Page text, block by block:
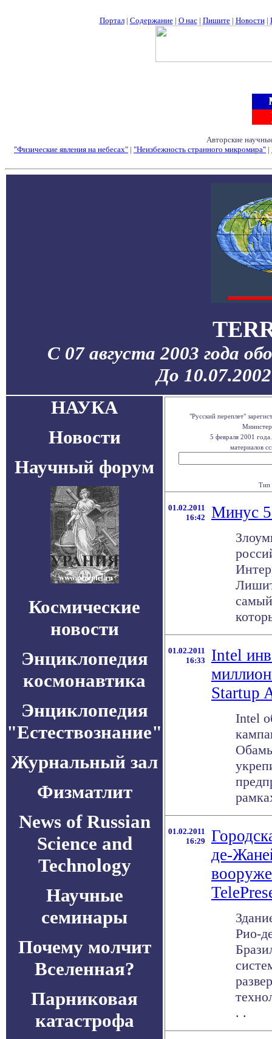
Портал| Содержание| О нас| Пишите| Новости|
Авторские
"Физические явления на небесах" | "Неизбежность странного микромира" |
С 07 августа 2003 года
До
НАУКА
Новости
Научный форум
Космические
новости
Энциклопедия
космонавтика
Энциклопедия
"Естествознание"
Журнальный зал
Физматлит
News of Russian
Science and
Technology
Научные
семинары
Почему молчит
Вселенная?
Парниковая
катастрофа
"Русский переплет"
5 февраля 2001
материалов
Тип
01.02.2011
16:42
Минус
01.02.2011
16:33
Intel
Startup
Intel
01.02.2011
16:29
де-
Рио-
. .